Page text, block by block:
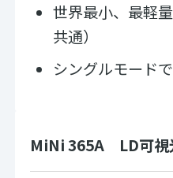
世界最小、最軽
共通）
シングルモード
MiNi 365A LD可視